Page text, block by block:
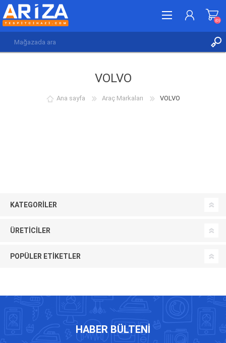
(0)
VOLVO
Ana sayfa Araç Markaları VOLVO
KATEGORILER
ÜRETICILER
POPÜLER ETIKETLER
HABER BÜLTENI